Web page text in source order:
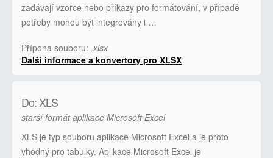
zadávají vzorce nebo příkazy pro formátování, v případě
potřeby mohou být integrovány i …
Přípona souboru: .xlsx
Další informace a konvertory pro XLSX
Do: XLS
starší formát aplikace Microsoft Excel
XLS je typ souboru aplikace Microsoft Excel a je proto
vhodný pro tabulky. Aplikace Microsoft Excel je